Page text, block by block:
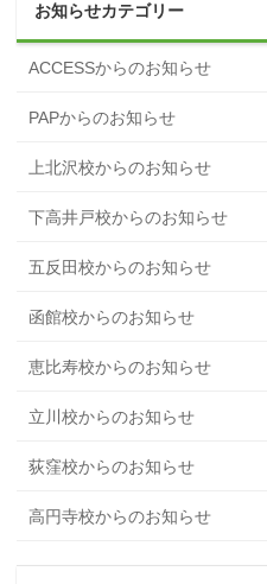
お知らせカテゴリー
ACCESSからのお知らせ
PAPからのお知らせ
上北沢校からのお知らせ
下高井戸校からのお知らせ
五反田校からのお知らせ
函館校からのお知らせ
恵比寿校からのお知らせ
立川校からのお知らせ
荻窪校からのお知らせ
高円寺校からのお知らせ